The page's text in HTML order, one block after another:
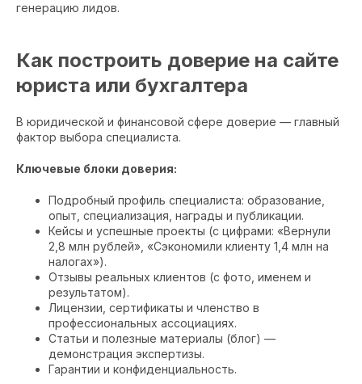
генерацию лидов.
Как построить доверие на сайте
юриста или бухгалтера
В юридической и финансовой сфере доверие — главный
фактор выбора специалиста.
Ключевые блоки доверия:
Подробный профиль специалиста: образование,
опыт, специализация, награды и публикации.
Кейсы и успешные проекты (с цифрами: «Вернули
2,8 млн рублей», «Сэкономили клиенту 1,4 млн на
налогах»).
Отзывы реальных клиентов (с фото, именем и
результатом).
Лицензии, сертификаты и членство в
профессиональных ассоциациях.
Статьи и полезные материалы (блог) —
демонстрация экспертизы.
Гарантии и конфиденциальность.